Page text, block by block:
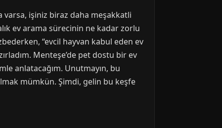
varsa, işiniz biraz daha meşakkatli
ev arama sürecinin ne kadar zorlu
“evcil hayvan kabul eden ev
Menteşe’de pet dostu bir ev
anlatacağım. Unutmayın, bu
mümkün. Şimdi, gelin bu keşfe